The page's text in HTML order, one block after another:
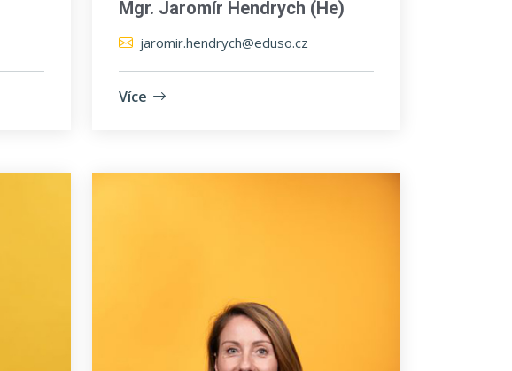
Mgr. Jaromír Hendrych (He)
jaromir.hendrych@eduso.cz
Více